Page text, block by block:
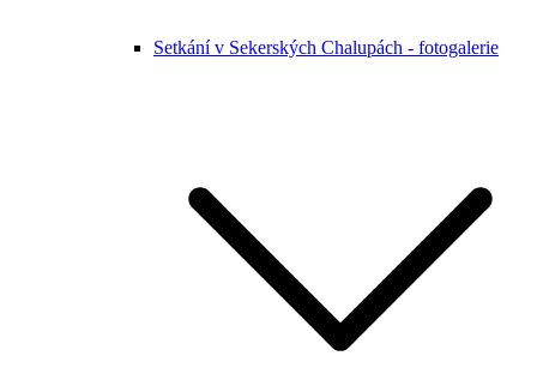
Setkání v Sekerských Chalupách - fotogalerie